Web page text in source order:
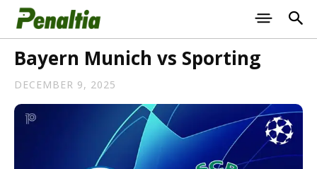
Bayern Munich vs Sporting
DECEMBER 9, 2025